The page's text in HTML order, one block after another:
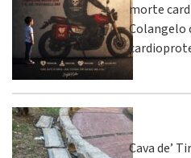
morte
Colangelo
Cava de’